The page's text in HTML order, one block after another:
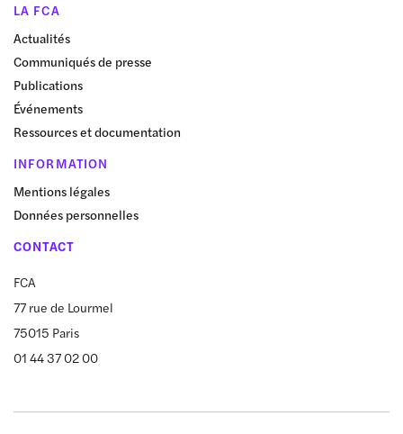
LA FCA
Actualités
Communiqués de presse
Publications
Événements
Ressources et documentation
INFORMATION
Mentions légales
Données personnelles
CONTACT
FCA
77 rue de Lourmel
75015 Paris
01 44 37 02 00